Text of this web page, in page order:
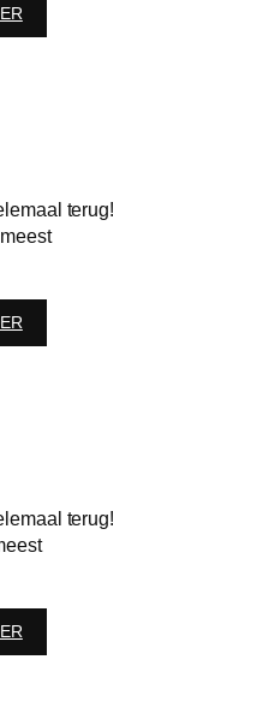
:
15
terug!
:
11
terug!
:
12